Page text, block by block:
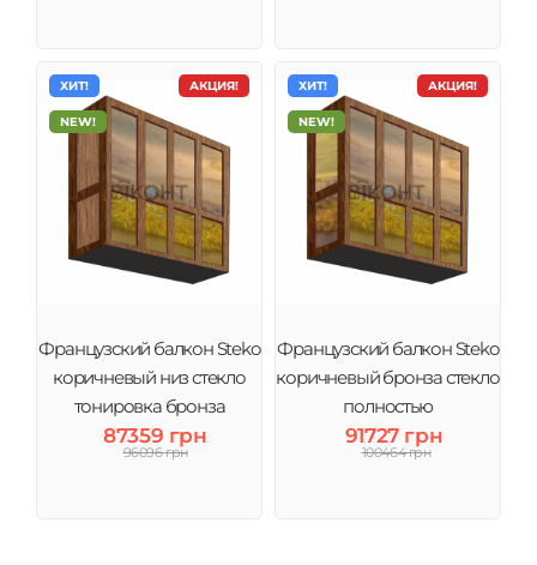
АКЦИЯ!
ХИТ!
NEW!
Французский балкон Steko
коричневый низ стекло
тонировка бронза
87359 грн
96096 грн
АКЦИЯ!
ХИТ!
NEW!
Французский балкон Steko
коричневый бронза стекло
полностью
91727 грн
100464 грн